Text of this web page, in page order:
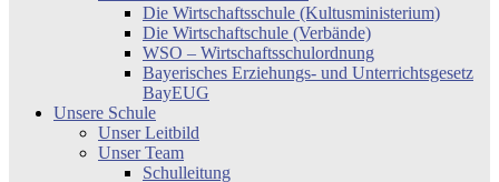
Die Wirtschaftsschule (Kultusministerium)
Die Wirtschaftschule (Verbände)
WSO – Wirtschaftsschulordnung
Bayerisches Erziehungs- und Unterrichtsgesetz
BayEUG
Unsere Schule
Unser Leitbild
Unser Team
Schulleitung